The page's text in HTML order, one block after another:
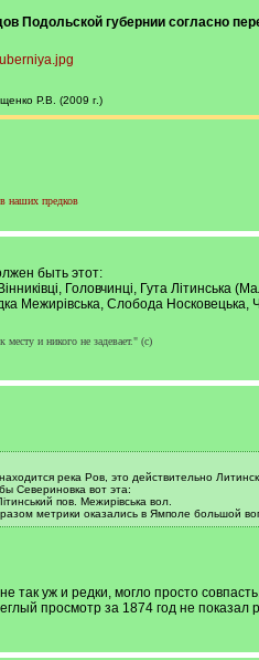
Подольской губернии согласно
Р.В. (2009 г.)
наших предков
быть этот:
Головчинці, Гута Літинська
Межирівська, Слобода Носковецька,
и никого не задевает." (с)
река Ров, это действительно
Севериновка вот эта:
пов. Межирівська вол.
метрики оказались в Ямполе большой
так уж и редки, могло просто
просмотр за 1874 год не